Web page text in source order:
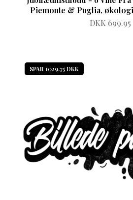
Piemonte & Puglia,
DKK 699.95
SPAR 1029.75 DKK